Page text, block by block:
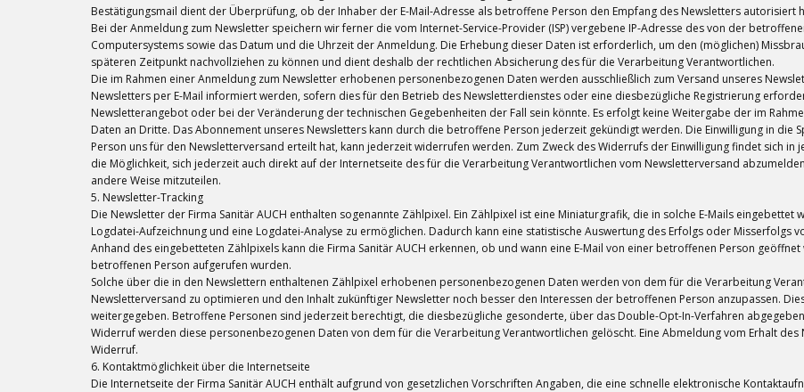
Bestätigungsmail dient der Überprüfung, ob der Inhaber der E-Mail-Adresse als betroffene Person den Empfang des Newsletters autorisiert
Bei der Anmeldung zum Newsletter speichern wir ferner die vom Internet-Service-Provider (ISP) vergebene IP-Adresse des von der
Computersystems sowie das Datum und die Uhrzeit der Anmeldung. Die Erhebung dieser Daten ist erforderlich, um den (möglichen)
späteren Zeitpunkt nachvollziehen zu können und dient deshalb der rechtlichen Absicherung des für die Verarbeitung Verantwortlichen.
Die im Rahmen einer Anmeldung zum Newsletter erhobenen personenbezogenen Daten werden ausschließlich zum Versand unseres
Newsletters per E-Mail informiert werden, sofern dies für den Betrieb des Newsletterdienstes oder eine diesbezügliche Registrierung
Newsletterangebot oder bei der Veränderung der technischen Gegebenheiten der Fall sein könnte. Es erfolgt keine Weitergabe der im
Daten an Dritte. Das Abonnement unseres Newsletters kann durch die betroffene Person jederzeit gekündigt werden. Die Einwilligung in
Person uns für den Newsletterversand erteilt hat, kann jederzeit widerrufen werden. Zum Zweck des Widerrufs der Einwilligung findet sich
die Möglichkeit, sich jederzeit auch direkt auf der Internetseite des für die Verarbeitung Verantwortlichen vom Newsletterversand
andere Weise mitzuteilen.
5. Newsletter-Tracking
Die Newsletter der Firma Sanitär AUCH enthalten sogenannte Zählpixel. Ein Zählpixel ist eine Miniaturgrafik, die in solche E-Mails eingebettet
Logdatei-Aufzeichnung und eine Logdatei-Analyse zu ermöglichen. Dadurch kann eine statistische Auswertung des Erfolgs oder Misserfolgs
Anhand des eingebetteten Zählpixels kann die Firma Sanitär AUCH erkennen, ob und wann eine E-Mail von einer betroffenen Person
betroffenen Person aufgerufen wurden.
Solche über die in den Newslettern enthaltenen Zählpixel erhobenen personenbezogenen Daten werden von dem für die Verarbeitung
Newsletterversand zu optimieren und den Inhalt zukünftiger Newsletter noch besser den Interessen der betroffenen Person anzupassen.
weitergegeben. Betroffene Personen sind jederzeit berechtigt, die diesbezügliche gesonderte, über das Double-Opt-In-Verfahren
Widerruf werden diese personenbezogenen Daten von dem für die Verarbeitung Verantwortlichen gelöscht. Eine Abmeldung vom Erhalt
Widerruf.
6. Kontaktmöglichkeit über die Internetseite
Die Internetseite der Firma Sanitär AUCH enthält aufgrund von gesetzlichen Vorschriften Angaben, die eine schnelle elektronische